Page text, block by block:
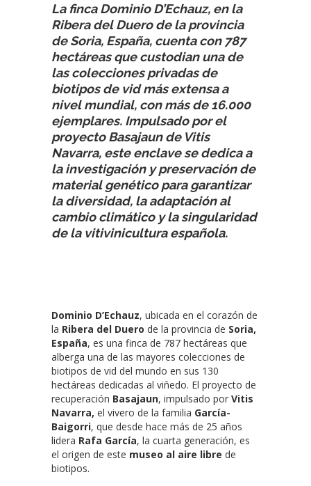
La finca Dominio D’Echauz, en la
Ribera del Duero de la provincia
de Soria, España, cuenta con 787
hectáreas que custodian una de
las colecciones privadas de
biotipos de vid más extensa a
nivel mundial, con más de 16.000
ejemplares. Impulsado por el
proyecto Basajaun de Vitis
Navarra, este enclave se dedica a
la investigación y preservación de
material genético para garantizar
la diversidad, la adaptación al
cambio climático y la singularidad
de la vitivinicultura española.
Dominio D’Echauz, ubicada en el corazón de
la Ribera del Duero de la provincia de Soria,
España, es una finca de 787 hectáreas que
alberga una de las mayores colecciones de
biotipos de vid del mundo en sus 130
hectáreas dedicadas al viñedo. El proyecto de
recuperación Basajaun, impulsado por Vitis
Navarra, el vivero de la familia García-
Baigorri, que desde hace más de 25 años
lidera Rafa García, la cuarta generación, es
el origen de este museo al aire libre de
biotipos.